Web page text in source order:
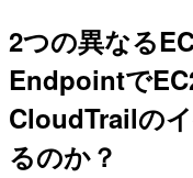
2つの異なる
Endpointで
CloudTrailの
るのか？